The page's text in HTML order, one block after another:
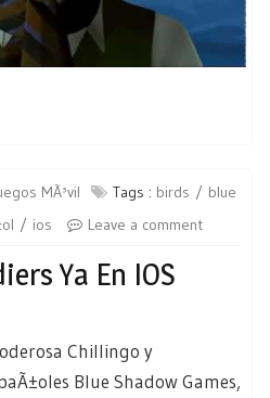
MÃ³vil Tags : birds
blue
ios Leave a comment
Ya En IOS
Chillingo y
Blue Shadow Games,